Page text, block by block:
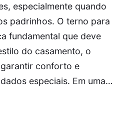
especialmente quando
padrinhos. O terno para
fundamental que deve
do casamento, o
conforto e
especiais. Em uma…